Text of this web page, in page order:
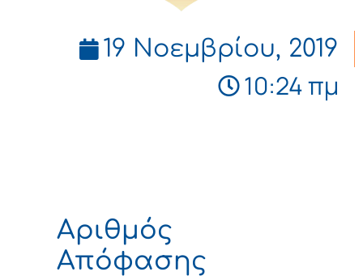
19 Νοεμβρίου, 2019
10:24 πμ
Αριθμός
Απόφασης